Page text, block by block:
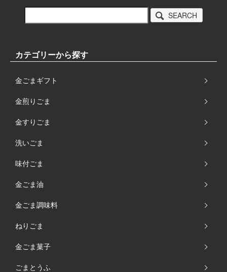
SEARCH
カテゴリーから探す
金ごまギフト
金煎りごま
金すりごま
洗いごま
味付ごま
金ごま油
金ごま調味料
ねりごま
金ごま菓子
ごまとうふ